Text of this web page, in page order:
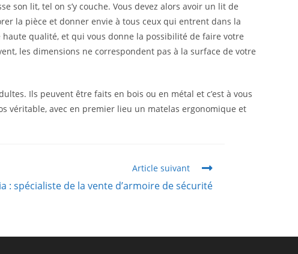
son lit, tel on s’y couche. Vous devez alors avoir un lit de
la pièce et donner envie à tous ceux qui entrent dans la
qualité, et qui vous donne la possibilité de faire votre
les dimensions ne correspondent pas à la surface de votre
Ils peuvent être faits en bois ou en métal et c’est à vous
véritable, avec en premier lieu un matelas ergonomique et
Article suivant
: spécialiste de la vente d’armoire de sécurité